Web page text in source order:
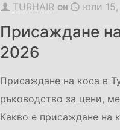
TURHAIR ON юли
Присаждане
2026
Присаждане на коса в
ръководство за цени,
Какво е присаждане на